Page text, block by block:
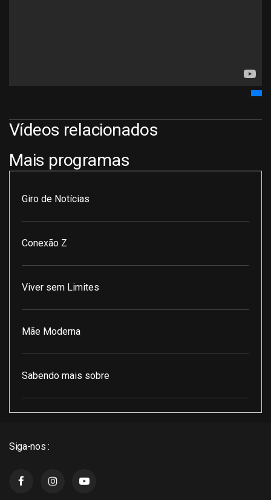
Vídeos relacionados
Mais programas
Giro de Notícias
Conexão Z
Viver sem Limites
Mãe Moderna
Sabendo mais sobre
Siga-nos :